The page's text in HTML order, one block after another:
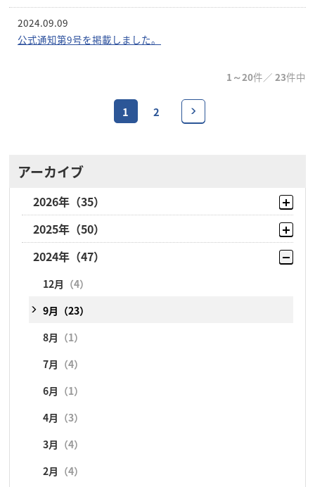
2024.09.09
公式通知第9号を掲載しました。
1～20件／ 23件中
1 2
アーカイブ
2026年 （35）
8月（10）
7月（5）
6月（6）
5月 （3）
4月 （2）
3月 （1）
2月 （4）
1月 （4）
2025年 （50）
12月（8）
11月 （1）
10月 （2）
9月 （18）
8月 （2）
7月 （3）
6月 （1）
4月 （2）
3月 （5）
2024年 （47）
12月 （4）
9月 （23）
8月 （1）
7月 （4）
6月 （1）
4月 （3）
3月 （4）
2月 （4）